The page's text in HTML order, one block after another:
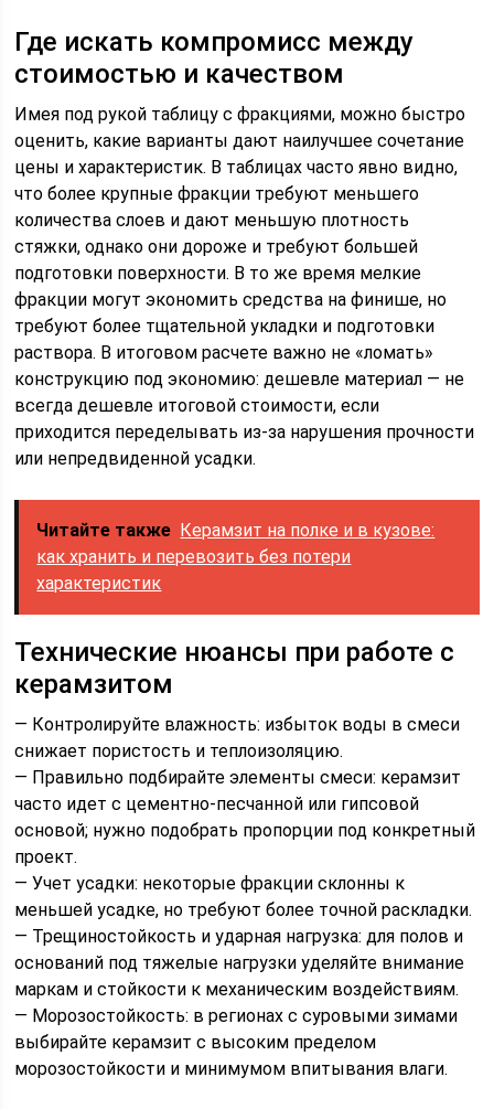
Где искать компромисс между
стоимостью и качеством
Имея под рукой таблицу с фракциями, можно быстро
оценить, какие варианты дают наилучшее сочетание
цены и характеристик. В таблицах часто явно видно,
что более крупные фракции требуют меньшего
количества слоев и дают меньшую плотность
стяжки, однако они дороже и требуют большей
подготовки поверхности. В то же время мелкие
фракции могут экономить средства на финише, но
требуют более тщательной укладки и подготовки
раствора. В итоговом расчете важно не «ломать»
конструкцию под экономию: дешевле материал — не
всегда дешевле итоговой стоимости, если
приходится переделывать из-за нарушения прочности
или непредвиденной усадки.
Читайте также Керамзит на полке и в кузове:
как хранить и перевозить без потери
характеристик
Технические нюансы при работе с
керамзитом
— Контролируйте влажность: избыток воды в смеси
снижает пористость и теплоизоляцию.
— Правильно подбирайте элементы смеси: керамзит
часто идет с цементно-песчанной или гипсовой
основой; нужно подобрать пропорции под конкретный
проект.
— Учет усадки: некоторые фракции склонны к
меньшей усадке, но требуют более точной раскладки.
— Трещиностойкость и ударная нагрузка: для полов и
оснований под тяжелые нагрузки уделяйте внимание
маркам и стойкости к механическим воздействиям.
— Морозостойкость: в регионах с суровыми зимами
выбирайте керамзит с высоким пределом
морозостойкости и минимумом впитывания влаги.